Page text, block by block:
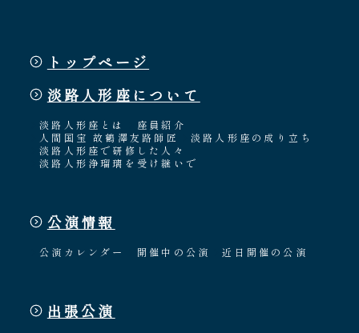
トップページ
淡路人形座について
淡路人形座とは
座員紹介
人間国宝 故鶴澤友路師匠
淡路人形座の成り立ち
淡路人形座で研修した人々
淡路人形浄瑠璃を受け継いで
公演情報
公演カレンダー 開催中の公演 近日開催の公演
出張公演